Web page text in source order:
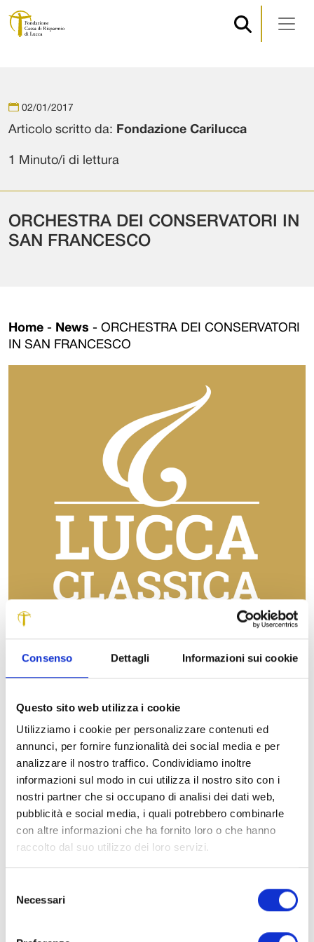
Consenso Dettagli Informazioni sui cookie
Questo sito web utilizza i cookie
Utilizziamo i cookie per personalizzare contenuti ed
annunci, per fornire funzionalità dei social media e per
analizzare il nostro traffico. Condividiamo inoltre
informazioni sul modo in cui utilizza il nostro sito con i
nostri partner che si occupano di analisi dei dati web,
pubblicità e social media, i quali potrebbero combinarle
con altre informazioni che ha fornito loro o che hanno
raccolto dal suo utilizzo dei loro servizi.
delNecessari
Navigazione principale
02/01/2017
Articolo scritto da: Fondazione Carilucca
1 Minuto/i di lettura
ORCHESTRA DEI CONSERVATORI IN
SAN FRANCESCO
Home - News - ORCHESTRA DEI CONSERVATORI
IN SAN FRANCESCO
rovescia per la seconda edizione dei Lucca classica Music Festival, rassegna
Fondazione Crl che il 6-7-8 maggio trasformerà la città in un auditorium
diffuso con concerti, conferenze, guide
all’ascolto e tantissimi appuntamenti
In attesa del via ufficiale, il Festival fa le prove generali con un concerto di
anteprima il ì 29 aprile alle 21 nella chiesa di San Francesco. Sul palco la
giovanissima orchestra toscana dei conservatori (Otc) diretta da GianPaolo
Mazzoli.
Cherubini di Firenze, dal Mascagni di Livorno e dal Rinaldo Francia di Siena.
L’Otc si cimenterà con la Sinfonia in Re minore G. 490 di Boccherini, scritta nel